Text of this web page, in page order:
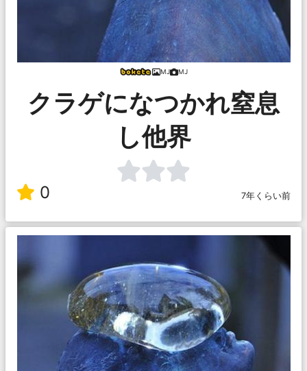
MJ MJ
クラゲになつかれ窒息
し他界
0 7年くらい前